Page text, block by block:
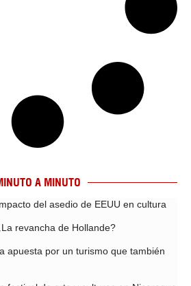
A MINUTO
del asedio de EEUU en cultura
revancha de Hollande?
apuesta por un turismo que también